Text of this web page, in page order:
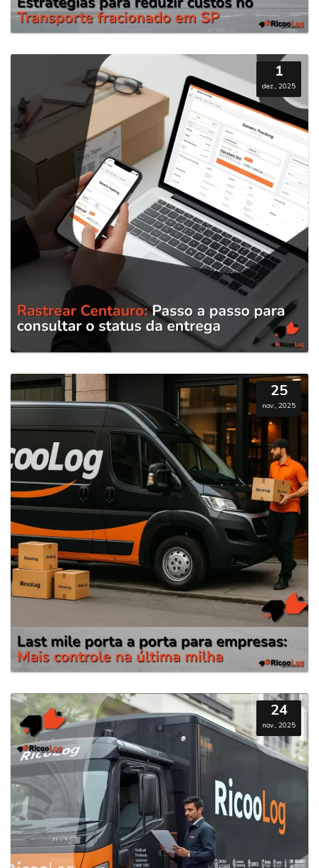
1
dez., 2025
25
nov., 2025
24
nov., 2025